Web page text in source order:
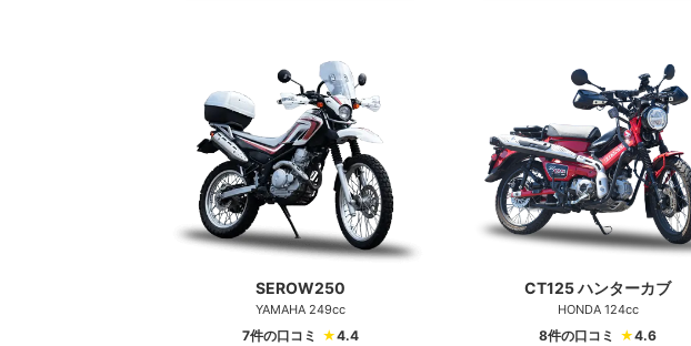
SEROW250
YAMAHA 249cc
7件の口コミ ★4.4
CT125 ハンターカブ
HONDA 124cc
8件の口コミ ★4.6